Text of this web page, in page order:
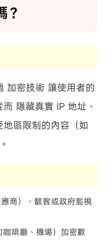
加密技術 讓使用者的
隱藏真實 IP 地址、
區限制的內容（如
商）、駭客或政府監視
啡廳、機場）加密數